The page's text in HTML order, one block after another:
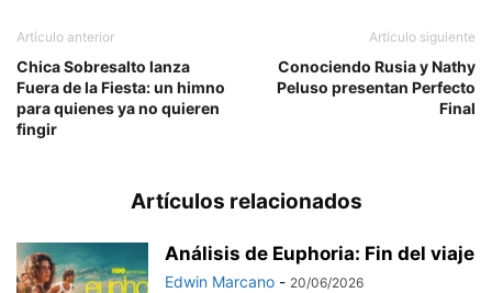
Artículo anterior
Chica Sobresalto lanza
Fuera de la Fiesta: un himno
para quienes ya no quieren
fingir
Artículo siguiente
Conociendo Rusia y Nathy
Peluso presentan Perfecto
Final
Artículos relacionados
Análisis de Euphoria: Fin del viaje
Edwin Marcano - 20/06/2026